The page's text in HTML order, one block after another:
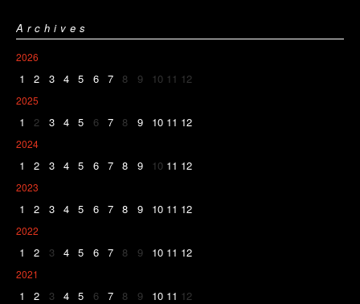
Archives
2026
1 2 3 4 5 6 7 8 9 10 11 12
2025
1 2 3 4 5 6 7 8 9 10 11 12
2024
1 2 3 4 5 6 7 8 9 10 11 12
2023
1 2 3 4 5 6 7 8 9 10 11 12
2022
1 2 3 4 5 6 7 8 9 10 11 12
2021
1 2 3 4 5 6 7 8 9 10 11 12